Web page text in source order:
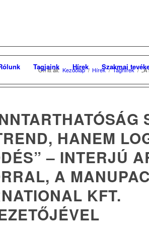
Tagjaink Hírek Szakmai
Ön itt áll: Kezdőlap / Hírek / Taghírek /
HANEM
– INTERJÚ
A
KFT.